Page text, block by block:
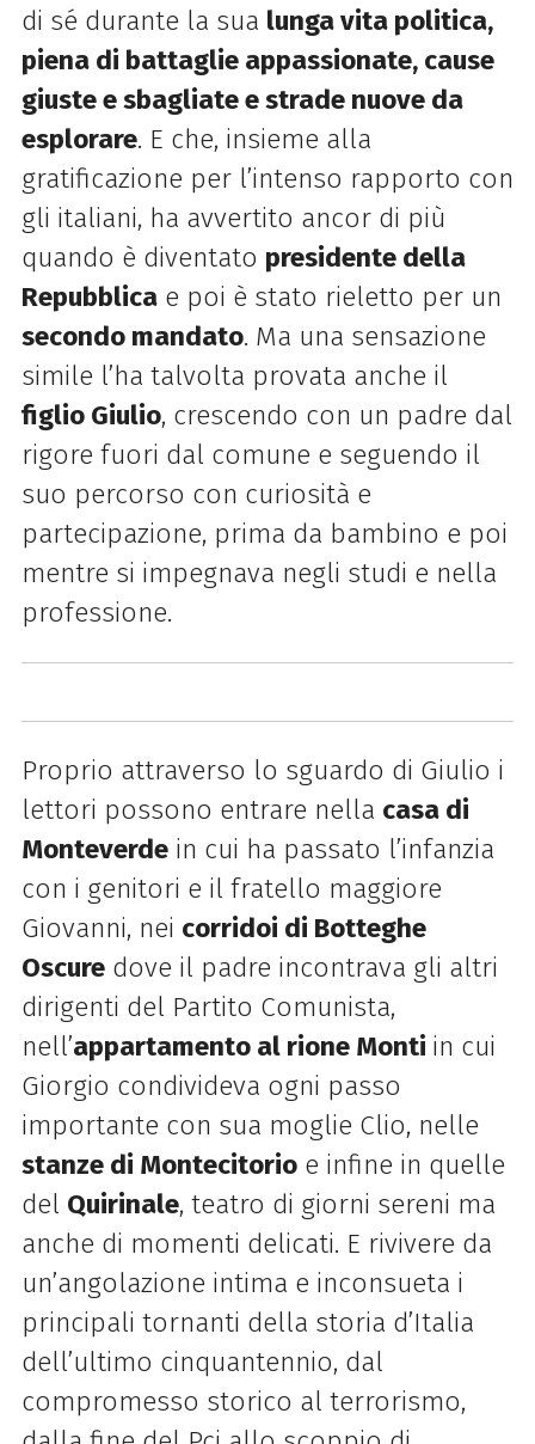
di sé durante la sua lunga vita politica,
piena di battaglie appassionate, cause
giuste e sbagliate e strade nuove da
esplorare. E che, insieme alla
gratificazione per l’intenso rapporto con
gli italiani, ha avvertito ancor di più
quando è diventato presidente della
Repubblicae poi è stato rieletto per un
secondo mandato. Ma una sensazione
simile l’ha talvolta provata anche il
figlio Giulio, crescendo con un padre dal
rigore fuori dal comune e seguendo il
suo percorso con curiosità e
partecipazione, prima da bambino e poi
mentre si impegnava negli studi e nella
professione.
Proprio attraverso lo sguardo di Giulio i
lettori possono entrare nella casa di
Monteverdein cui ha passato l’infanzia
con i genitori e il fratello maggiore
Giovanni, nei corridoi di Botteghe
Oscuredove il padre incontrava gli altri
dirigenti del Partito Comunista,
nell’appartamento al rione Monti in cui
Giorgio condivideva ogni passo
importante con sua moglie Clio, nelle
stanze di Montecitorioe infine in quelle
del Quirinale, teatro di giorni sereni ma
anche di momenti delicati. E rivivere da
un’angolazione intima e inconsueta i
principali tornanti della storia d’Italia
dell’ultimo cinquantennio, dal
compromesso storico al terrorismo,